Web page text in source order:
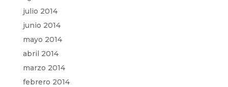
julio 2014
junio 2014
mayo 2014
abril 2014
marzo 2014
febrero 2014